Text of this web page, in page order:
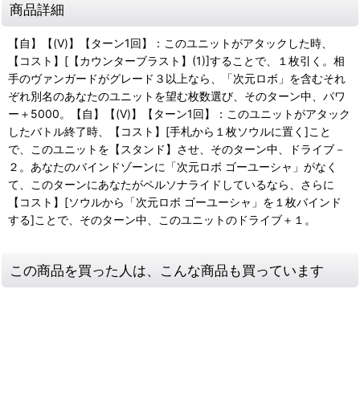
商品詳細
【自】【(V)】【ターン1回】：このユニットがアタックした時、
【コスト】[【カウンターブラスト】(1)]することで、１枚引く。相
手のヴァンガードがグレード３以上なら、「次元ロボ」を含むそれ
ぞれ別名のあなたのユニットを望む枚数選び、そのターン中、パワ
ー＋5000。【自】【(V)】【ターン1回】：このユニットがアタック
したバトル終了時、【コスト】[手札から１枚ソウルに置く]こと
で、このユニットを【スタンド】させ、そのターン中、ドライブ－
２。あなたのバインドゾーンに「次元ロボ ゴーユーシャ」がなく
て、このターンにあなたがペルソナライドしているなら、さらに
【コスト】[ソウルから「次元ロボ ゴーユーシャ」を１枚バインド
する]ことで、そのターン中、このユニットのドライブ＋１。
この商品を買った人は、こんな商品も買っています